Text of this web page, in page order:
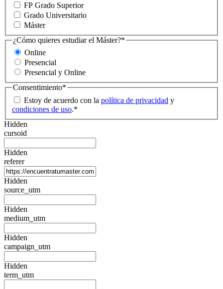
FP Grado Superior
Grado Universitario
Máster
¿Cómo quieres estudiar el Máster?*
Online
Presencial
Presencial y Online
Consentimiento*
Estoy de acuerdo con la política de privacidad y
condiciones de uso.*
Hidden
cursoid
Hidden
referer
Hidden
source_utm
Hidden
medium_utm
Hidden
campaign_utm
Hidden
term_utm